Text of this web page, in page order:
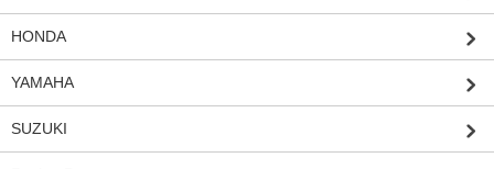
HONDA
YAMAHA
SUZUKI